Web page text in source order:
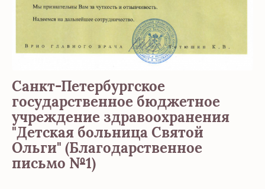
Санкт-Петербургское
государственное бюджетное
учреждение здравоохранения
"Детская больница Святой
Ольги" (Благодарственное
письмо №1)